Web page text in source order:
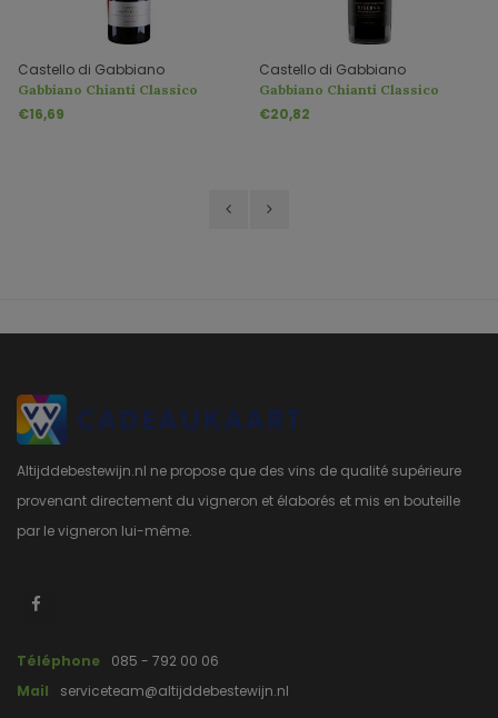
Castello di Gabbiano
Gabbiano Chianti Classico
DOCG
€16,69
Castello di Gabbiano
Gabbiano Chianti Classico
Riserva DOCG
€20,82
Altijddebestewijn.nl ne propose que des vins de qualité supérieure
provenant directement du vigneron et élaborés et mis en bouteille
par le vigneron lui-même.
Téléphone
085 - 792 00 06
Mail
serviceteam@altijddebestewijn.nl